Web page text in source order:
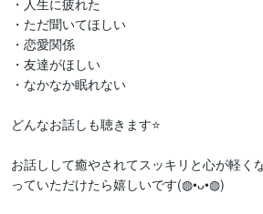
・人生に疲れた
・ただ聞いてほしい
・恋愛関係
・友達がほしい
・なかなか眠れない
どんなお話しも聴きます⭐
お話しして癒やされてスッキリと心が軽く
っていただけたら嬉しいです